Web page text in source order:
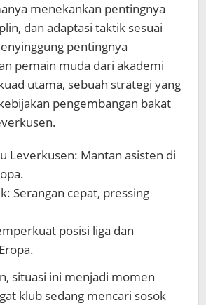
menekankan pentingnya
dan adaptasi taktik sesuai
pentingnya
pemain muda dari akademi
utama, sebuah strategi yang
pengembangan bakat
Leverkusen: Mantan asisten di
Serangan cepat, pressing
posisi liga dan
situasi ini menjadi momen
klub sedang mencari sosok